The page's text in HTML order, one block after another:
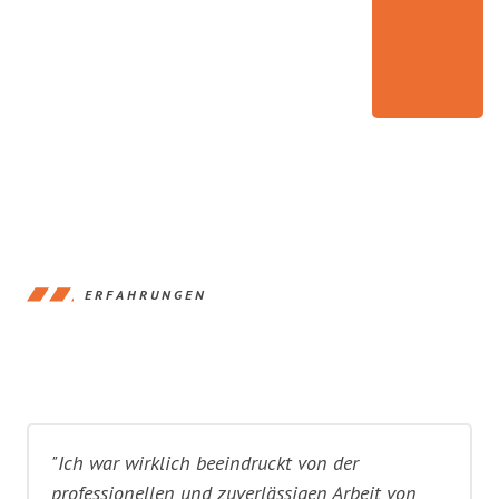
ERFAHRUNGEN
"Ich war wirklich beeindruckt von der
professionellen und zuverlässigen Arbeit von